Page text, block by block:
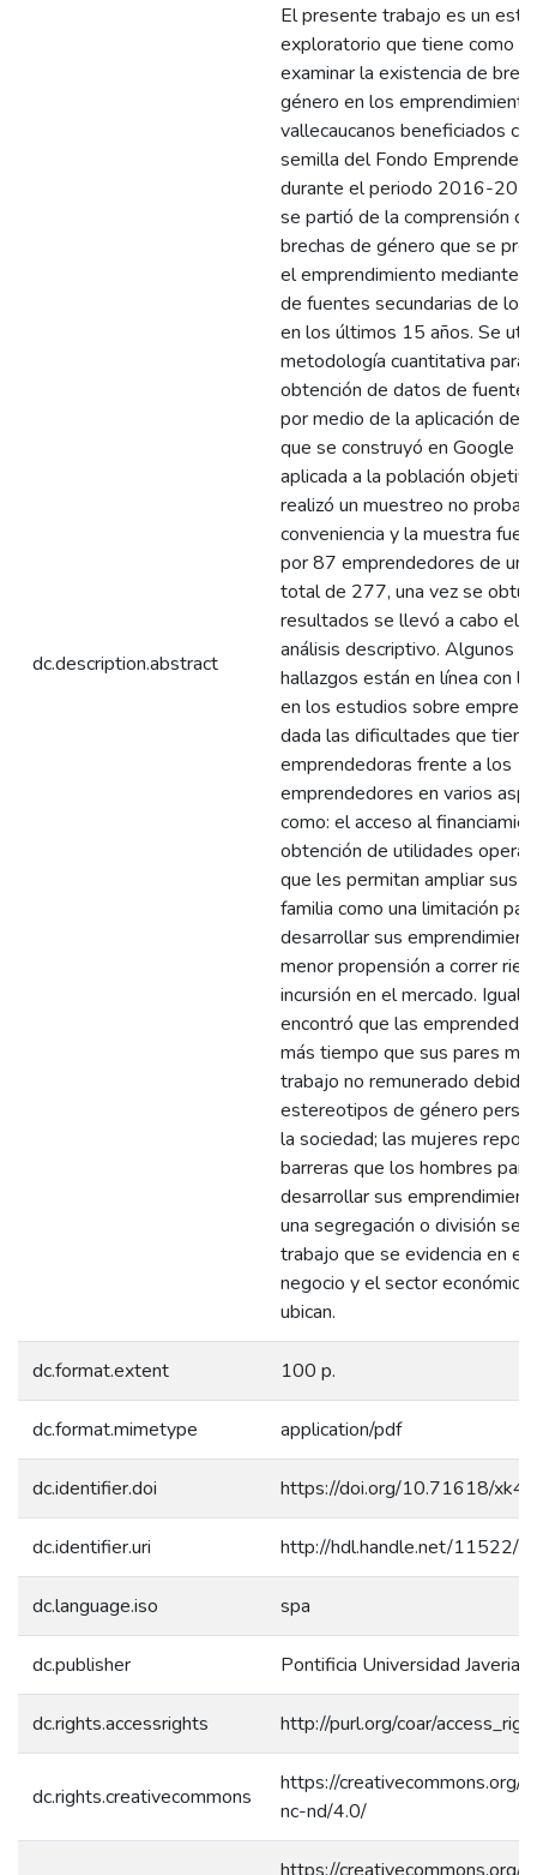
dc.description.abstract
El presente trabajo es un
exploratorio que tiene como
examinar la existencia de
género en los
vallecaucanos beneficiados
semilla del Fondo Emprender
durante el periodo 2016-
se partió de la comprensión
brechas de género que se
el emprendimiento mediante
de fuentes secundarias de lo
en los últimos 15 años. Se
metodología cuantitativa para
obtención de datos de
por medio de la aplicación de
que se construyó en Google
aplicada a la población
realizó un muestreo no
conveniencia y la muestra fue
por 87 emprendedores de
total de 277, una vez se
resultados se llevó a cabo el
análisis descriptivo. Algunos
hallazgos están en línea con lo
en los estudios sobre
dada las dificultades que
emprendedoras frente a los
emprendedores en varios
como: el acceso al
obtención de utilidades
que les permitan ampliar sus
familia como una limitación
desarrollar sus
menor propensión a correr
incursión en el mercado.
encontró que las
más tiempo que sus pares
trabajo no remunerado debido
estereotipos de género
la sociedad; las mujeres
barreras que los hombres para
desarrollar sus
una segregación o división
trabajo que se evidencia en el
negocio y el sector
ubican.
dc.format.extent 100 p.
dc.format.mimetype application/pdf
dc.identifier.doi https://doi.org/10.71618/
dc.identifier.uri http://hdl.handle.net/11522/
dc.language.iso spa
dc.publisher Pontificia Universidad
dc.rights.accessrights http://purl.org/coar/
dc.rights.creativecommons
https://creativecommons.org/
nc-nd/4.0/